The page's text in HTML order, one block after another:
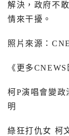
解決，政府不
情來干擾。
照片來源：
《更多CNEWS
柯P演唱會變政
明
綠狂打仇女 柯